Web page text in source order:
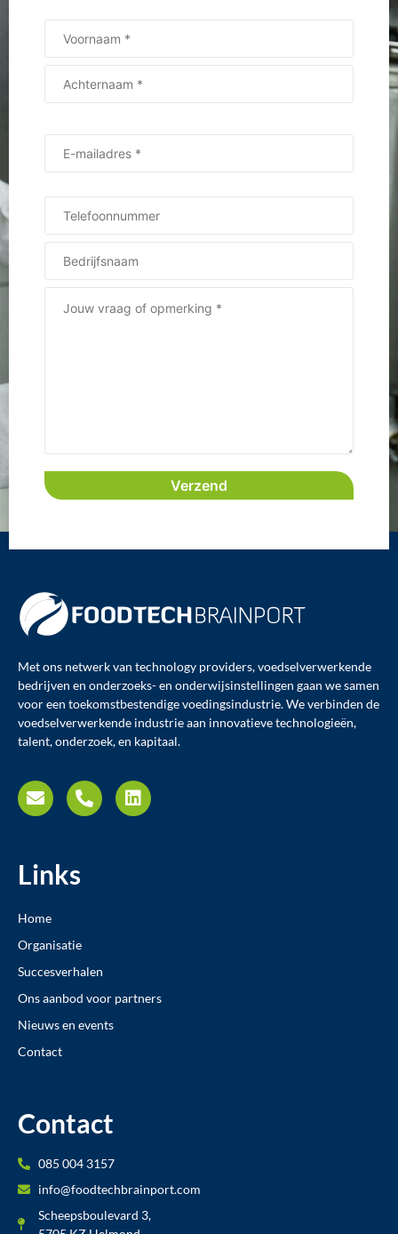
Naam
Met ons netwerk van technology providers, voedselverwerkende
bedrijven en onderzoeks- en onderwijsinstellingen gaan we samen
voor een toekomstbestendige voedingsindustrie. We verbinden de
voedselverwerkende industrie aan innovatieve technologieën,
talent, onderzoek, en kapitaal.
Links
Home
Organisatie
Succesverhalen
Ons aanbod voor partners
Nieuws en events
Contact
Contact
085 004 3157
info@foodtechbrainport.com
Scheepsboulevard 3,